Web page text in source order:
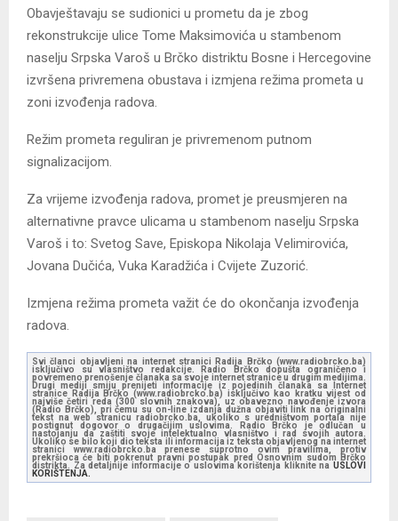
Obavještavaju se sudionici u prometu da je zbog
rekonstrukcije ulice Tome Maksimovića u stambenom
naselju Srpska Varoš u Brčko distriktu Bosne i Hercegovine
izvršena privremena obustava i izmjena režima prometa u
zoni izvođenja radova.
Režim prometa reguliran je privremenom putnom
signalizacijom.
Za vrijeme izvođenja radova, promet je preusmjeren na
alternativne pravce ulicama u stambenom naselju Srpska
Varoš i to: Svetog Save, Episkopa Nikolaja Velimirovića,
Jovana Dučića, Vuka Karadžića i Cvijete Zuzorić.
Izmjena režima prometa važit će do okončanja izvođenja
radova.
Svi članci objavljeni na internet stranici Radija Brčko (www.radiobrcko.ba)
isključivo su vlasništvo redakcije. Radio Brčko dopušta ograničeno i
povremeno prenošenje članaka sa svoje internet stranice u drugim medijima.
Drugi mediji smiju prenijeti informacije iz pojedinih članaka sa Internet
stranice Radija Brčko (www.radiobrcko.ba) isključivo kao kratku vijest od
najviše četiri reda (300 slovnih znakova), uz obavezno navođenje izvora
(Radio Brčko), pri čemu su on-line izdanja dužna objaviti link na originalni
tekst na web stranicu radiobrcko.ba, ukoliko s uredništvom portala nije
postignut dogovor o drugačijim uslovima. Radio Brčko je odlučan u
nastojanju da zaštiti svoje intelektualno vlasništvo i rad svojih autora.
Ukoliko se bilo koji dio teksta ili informacija iz teksta objavljenog na internet
stranici www.radiobrcko.ba prenese suprotno ovim pravilima, protiv
prekršioca će biti pokrenut pravni postupak pred Osnovnim sudom Brčko
distrikta. Za detaljnije informacije o uslovima korištenja kliknite na USLOVI
KORIŠTENJA.